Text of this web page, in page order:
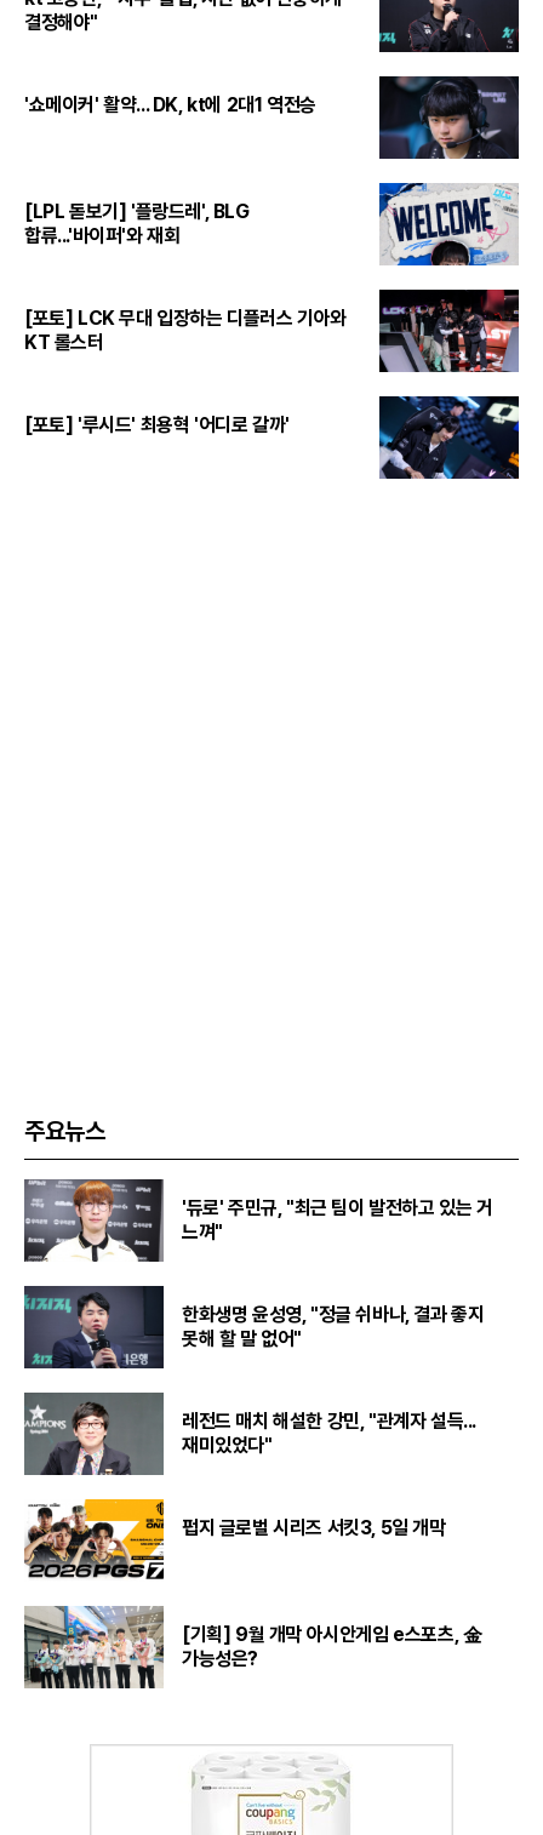
결정해야"
'쇼메이커' 활약... DK, kt에 2대1 역전승
[LPL 돋보기] '플랑드레', BLG
합류...'바이퍼'와 재회
[포토] LCK 무대 입장하는 디플러스 기아와
KT 롤스터
[포토] '루시드' 최용혁 '어디로 갈까'
주요뉴스
'듀로' 주민규, "최근 팀이 발전하고 있는 거
느껴"
한화생명 윤성영, "정글 쉬바나, 결과 좋지
못해 할 말 없어"
레전드 매치 해설한 강민, "관계자 설득...
재미있었다"
펍지 글로벌 시리즈 서킷3, 5일 개막
[기획] 9월 개막 아시안게임 e스포츠, 金
가능성은?